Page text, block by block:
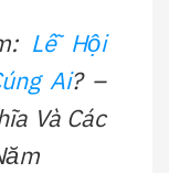
Lễ Hội
Ai? –
Và Các